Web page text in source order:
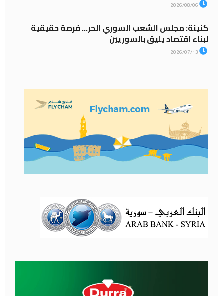
كنينة: مجلس الشعب السوري الحر… فرصة حقيقية
لبناء اقتصاد يليق بالسوريين